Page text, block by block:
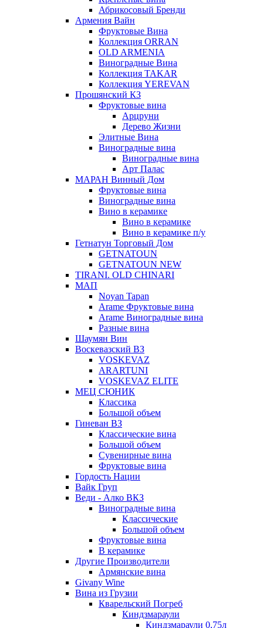
Абрикосовый Бренди
Армения Вайн
Фруктовые Вина
Коллекция ORRAN
OLD ARMENIA
Виноградные Вина
Коллекция TAKAR
Коллекция YEREVAN
Прошянский КЗ
Фруктовые вина
Арцруни
Дерево Жизни
Элитные Вина
Виноградные вина
Виноградные вина
Арт Палас
МАРАН Винный Дом
Фруктовые вина
Виноградные вина
Вино в керамике
Вино в керамике
Вино в керамике п/у
Гетнатун Торговый Дом
GETNATOUN
GETNATOUN NEW
TIRANI. OLD CHINARI
МАП
Noyan Tapan
Arame Фруктовые вина
Arame Виноградные вина
Разные вина
Шаумян Вин
Воскевазский ВЗ
VOSKEVAZ
ARARTUNI
VOSKEVAZ ELITE
МЕЦ СЮНИК
Классика
Большой объем
Гиневан ВЗ
Классические вина
Большой объем
Сувенирные вина
Фруктовые вина
Гордость Нации
Вайк Груп
Веди - Алко ВКЗ
Виноградные вина
Классические
Большой объем
Фруктовые вина
В керамике
Другие Производители
Армянские вина
Givany Wine
Вина из Грузии
Кварельский Погреб
Киндзмараули
Киндзмараули 0,75л